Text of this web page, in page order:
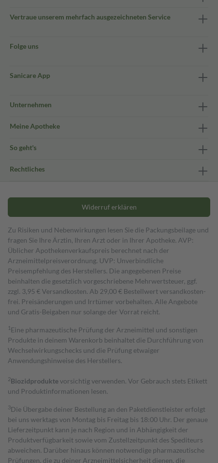
Vertraue unserem mehrfach ausgezeichneten Service
Folge uns
Sanicare App
Unternehmen
Meine Apotheke
So geht's
Rechtliches
Widerruf erklären
Zu Risiken und Nebenwirkungen lesen Sie die Packungsbeilage und
fragen Sie Ihre Ärztin, Ihren Arzt oder in Ihrer Apotheke. AVP:
Üblicher Apothekenverkaufspreis berechnet nach der
Arzneimittelpreisverordnung. UVP: Unverbindliche
Preisempfehlung des Herstellers. Die angegebenen Preise
beinhalten die gesetzlich vorgeschriebene Mehrwertsteuer, ggf.
zzgl. 3,95 € Versandkosten. Ab 29,00 € Bestell­wert versand­kosten­
frei. Preisänderungen und Irrtümer vorbehalten. Alle Angebote
und Gratis-Beigaben nur solange der Vorrat reicht.
1 Eine pharmazeutische Prüfung der Arzneimittel und sonstigen
Produkte in deinem Warenkorb beinhaltet die Durchführung von
Wechselwirkungschecks und die Prüfung etwaiger
Anwendungshinweise des Herstellers.
2Biozidproduktevorsichtig verwenden. Vor Gebrauch stets Etikett
und Produktinformationen lesen.
3Die Übergabe deiner Bestellung an den Paketdienstleister erfolgt
bei uns werktags von Montag bis Freitag bis 18:00 Uhr. Der genaue
Lieferzeitpunkt kann je nach Region und in Abhängigkeit der
Produktverfügbarkeit sowie vom Zustellzeitpunkt des Spediteurs
abweichen. Darüber hinaus können notwendige pharmazeutische
Prüfungen, die zu deiner Arzneimittelsicherheit dienen, die